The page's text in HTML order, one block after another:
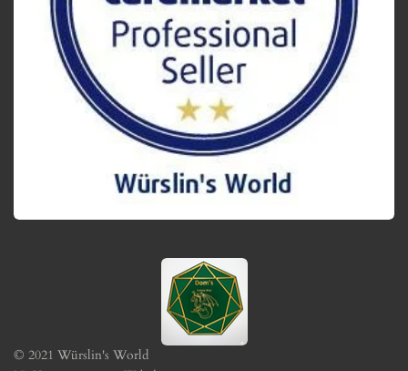
© 2021 Würslin's World